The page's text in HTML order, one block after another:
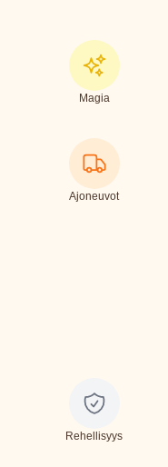
Magia
Ajoneuvot
Rehellisyys